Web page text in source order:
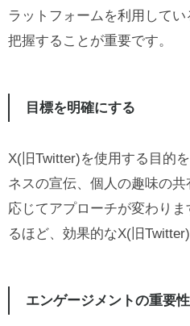
ラットフォームを利用して
把握することが重要です。
目標を明確にする
X(旧Twitter)を使用する目的
ネスの宣伝、個人の趣味の
応じてアプローチが変わり
るほど、効果的なX(旧
エンゲージメントの重要性